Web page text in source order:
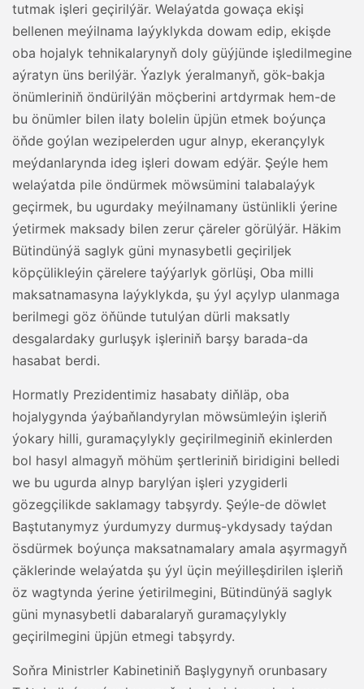
tutmak işleri geçirilýär. Welaýatda gowaça ekişi
bellenen meýilnama laýyklykda dowam edip, ekişde
oba hojalyk tehnikalarynyň doly güýjünde işledilmegine
aýratyn üns berilýär. Ýazlyk ýeralmanyň, gök-bakja
önümleriniň öndürilýän möçberini artdyrmak hem-de
bu önümler bilen ilaty bolelin üpjün etmek boýunça
öňde goýlan wezipelerden ugur alnyp, ekerançylyk
meýdanlarynda ideg işleri dowam edýär. Şeýle hem
welaýatda pile öndürmek möwsümini talabalaýyk
geçirmek, bu ugurdaky meýilnamany üstünlikli ýerine
ýetirmek maksady bilen zerur çäreler görülýär. Häkim
Bütindünýä saglyk güni mynasybetli geçiriljek
köpçülikleýin çärelere taýýarlyk görlüşi, Oba milli
maksatnamasyna laýyklykda, şu ýyl açylyp ulanmaga
berilmegi göz öňünde tutulýan dürli maksatly
desgalardaky gurluşyk işleriniň barşy barada-da
hasabat berdi.
Hormatly Prezidentimiz hasabaty diňläp, oba
hojalygynda ýaýbaňlandyrylan möwsümleýin işleriň
ýokary hilli, guramaçylykly geçirilmeginiň ekinlerden
bol hasyl almagyň möhüm şertleriniň biridigini belledi
we bu ugurda alnyp barylýan işleri yzygiderli
gözegçilikde saklamagy tabşyrdy. Şeýle-de döwlet
Baştutanymyz ýurdumyzy durmuş-ykdysady taýdan
ösdürmek boýunça maksatnamalary amala aşyrmagyň
çäklerinde welaýatda şu ýyl üçin meýilleşdirilen işleriň
öz wagtynda ýerine ýetirilmegini, Bütindünýä saglyk
güni mynasybetli dabaralaryň guramaçylykly
geçirilmegini üpjün etmegi tabşyrdy.
Soňra Ministrler Kabinetiniň Başlygynyň orunbasary